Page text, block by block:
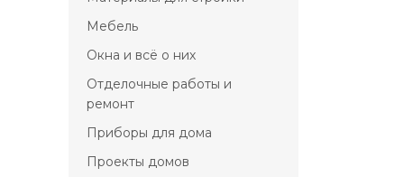
Мебель
Окна и всё о них
Отделочные работы и
ремонт
Приборы для дома
Проекты домов